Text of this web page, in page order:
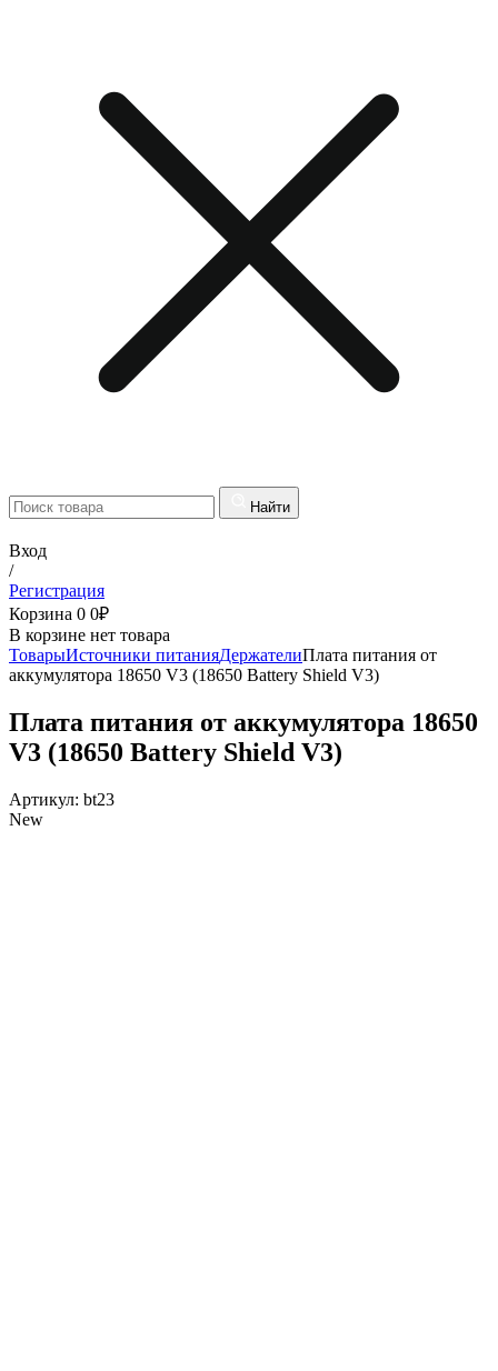
Найти
Вход
/
Регистрация
Корзина 0 0₽
В корзине нет товара
ТоварыИсточники питанияДержателиПлата питания от
аккумулятора 18650 V3 (18650 Battery Shield V3)
Плата питания от аккумулятора 18650
V3 (18650 Battery Shield V3)
Артикул: bt23
New